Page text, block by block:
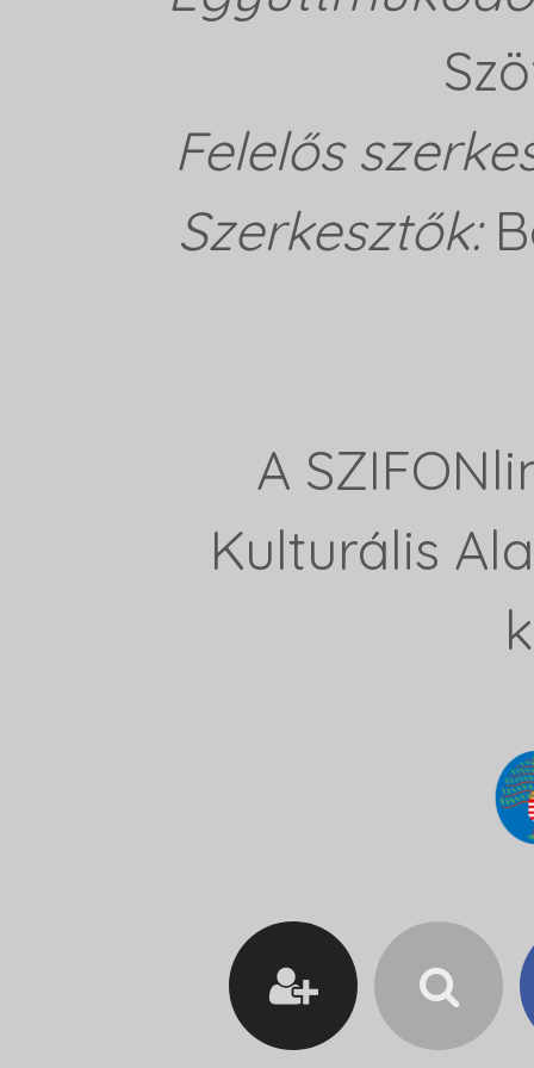
Felelős
Szerkesztők:
A
Kulturális